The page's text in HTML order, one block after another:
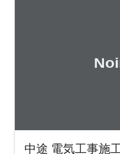
中途 電気工事施